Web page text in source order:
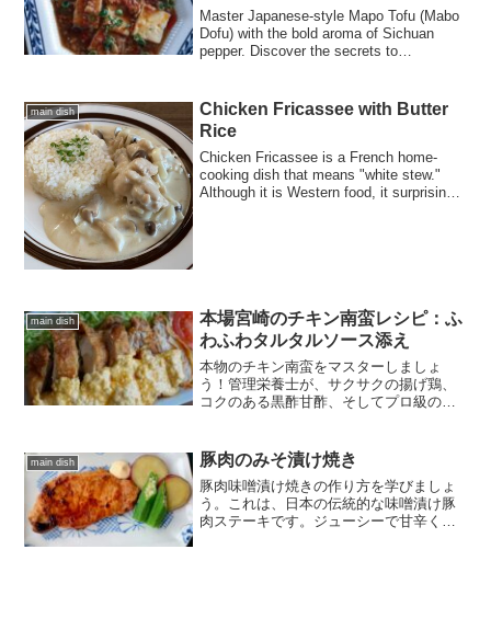
Master Japanese-style Mapo Tofu (Mabo
Dofu) with the bold aroma of Sichuan
pepper. Discover the secrets to
main dish
Chicken Fricassee with Butter
Rice
Chicken Fricassee is a French home-
cooking dish that means "white stew."
Although it is Western food, it surprisingly
main dish
本場宮崎のチキン南蛮レシピ：ふ
わふわタルタルソース添え
本物のチキン南蛮をマスターしましょ
う！管理栄養士が、サクサクの揚げ鶏、
コクのある黒酢甘酢、そしてプロ級のふ
main dish 豚肉のみそ漬け焼き
豚肉味噌漬け焼きの作り方を学びましょ
う。これは、日本の伝統的な味噌漬け豚
肉ステーキです。ジューシーで甘辛く、